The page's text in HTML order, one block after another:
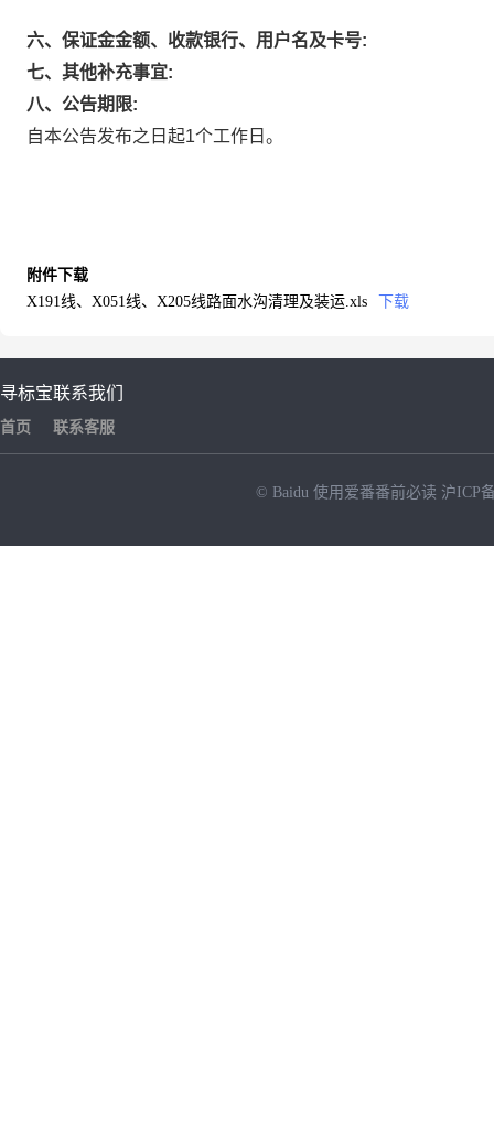
六、保证金金额、收款银行、用户名及卡号:
七、其他补充事宜:
八、公告期限:
自本公告发布之日起1个工作日。
附件下载
X191线、X051线、X205线路面水沟清理及装运.xls
下载
寻标宝
首页
联系我们
联系客服
© Baidu 使用爱番番前必读 沪ICP